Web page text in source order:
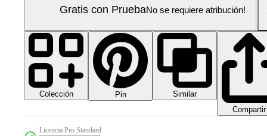
Gratis con PruebaNo se requiere atribución!
Colección Pin
Similar
Compartir
Licencia Pro Standard